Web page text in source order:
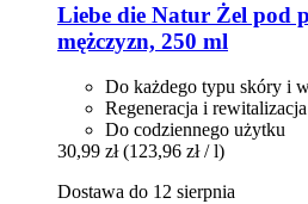
Liebe die Natur Żel pod
mężczyzn, 250 ml
Do każdego typu skóry i
Regeneracja i rewitalizacja
Do codziennego użytku
30,99 zł (123,96 zł / l)
Dostawa do 12 sierpnia